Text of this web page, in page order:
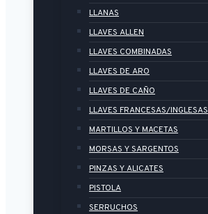
LLANAS
LLAVES ALLEN
LLAVES COMBINADAS
LLAVES DE ARO
LLAVES DE CAÑO
LLAVES FRANCESAS/INGLESAS
MARTILLOS Y MACETAS
MORSAS Y SARGENTOS
PINZAS Y ALICATES
PISTOLA
SERRUCHOS